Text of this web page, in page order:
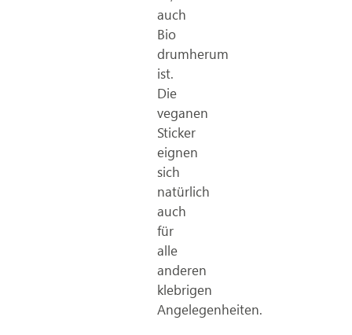
auch
Bio
drumherum
ist.
Die
veganen
Sticker
eignen
sich
natürlich
auch
für
alle
anderen
klebrigen
Angelegenheiten.